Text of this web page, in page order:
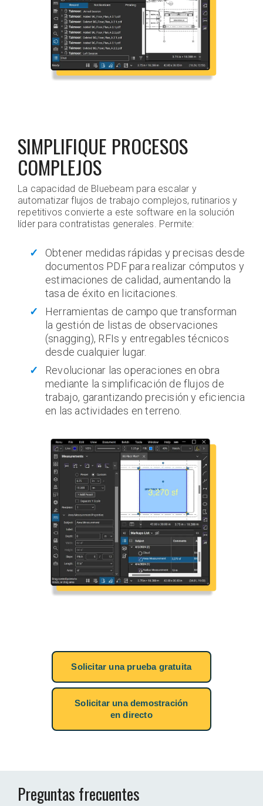
SIMPLIFIQUE PROCESOS
COMPLEJOS
La capacidad de Bluebeam para escalar y
automatizar flujos de trabajo complejos, rutinarios y
repetitivos convierte a este software en la solución
líder para contratistas generales. Permite:
Obtener medidas rápidas y precisas desde
documentos PDF para realizar cómputos y
estimaciones de calidad, aumentando la
tasa de éxito en licitaciones.
Herramientas de campo que transforman
la gestión de listas de observaciones
(snagging), RFIs y entregables técnicos
desde cualquier lugar.
Revolucionar las operaciones en obra
mediante la simplificación de flujos de
trabajo, garantizando precisión y eficiencia
en las actividades en terreno.
Solicitar una prueba gratuita
Solicitar una demostración
en directo
Preguntas frecuentes